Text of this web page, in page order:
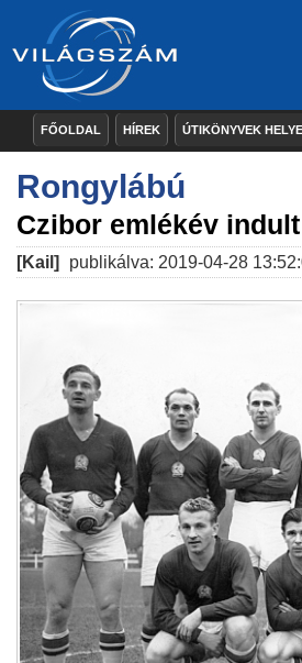
FŐOLDAL HÍREK ÚTIKÖNYVEK
Rongylábú
Czibor emlékév
[Kail] publikálva: 2019-04-28